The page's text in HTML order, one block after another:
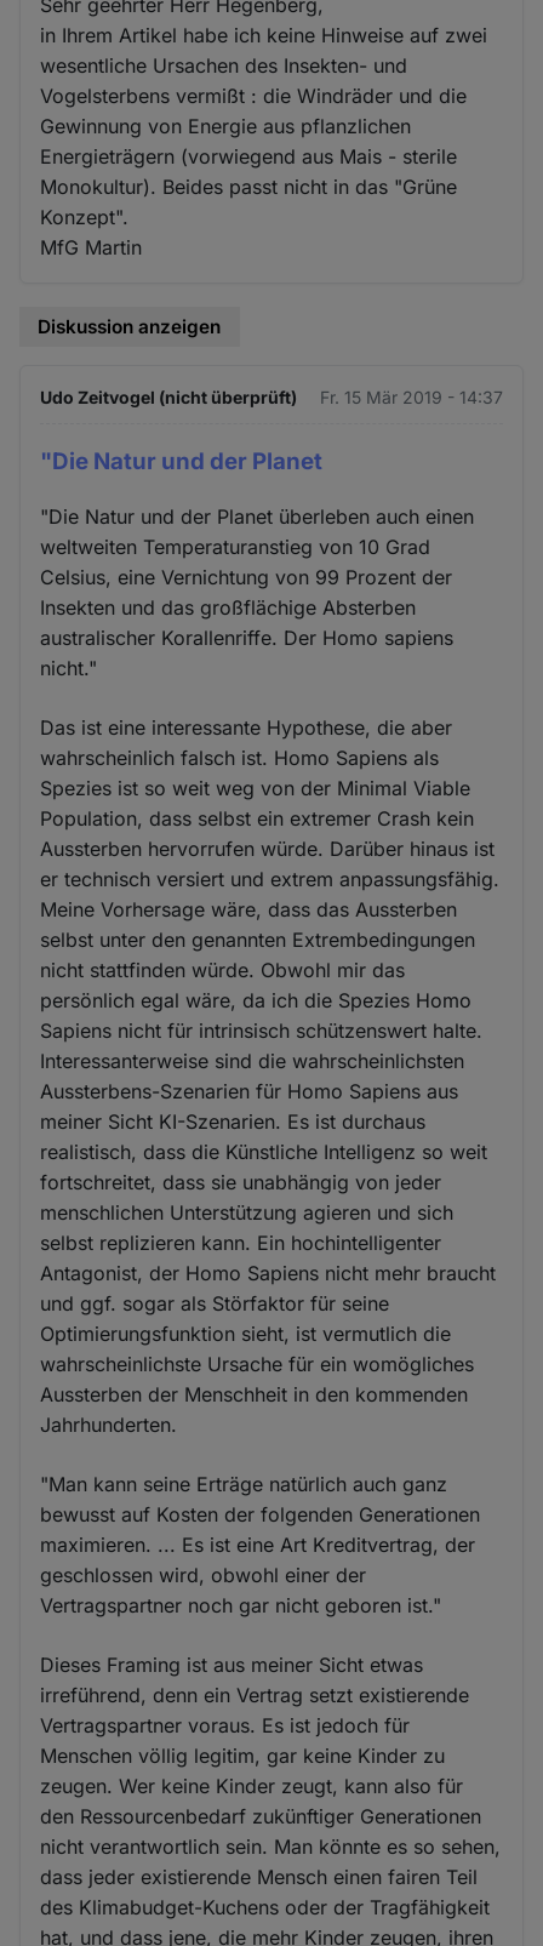
in Ihrem Artikel habe ich keine Hinweise auf zwei
wesentliche Ursachen des Insekten- und
Vogelsterbens vermißt : die Windräder und die
Gewinnung von Energie aus pflanzlichen
Energieträgern (vorwiegend aus Mais - sterile
Monokultur). Beides passt nicht in das "Grüne
Konzept".
MfG Martin
Diskussion anzeigen
Udo Zeitvogel (nicht überprüft) Fr. 15 Mär 2019 - 14:37
"Die Natur und der Planet
"Die Natur und der Planet überleben auch einen
weltweiten Temperaturanstieg von 10 Grad
Celsius, eine Vernichtung von 99 Prozent der
Insekten und das großflächige Absterben
australischer Korallenriffe. Der Homo sapiens
nicht."
Das ist eine interessante Hypothese, die aber
wahrscheinlich falsch ist. Homo Sapiens als
Spezies ist so weit weg von der Minimal Viable
Population, dass selbst ein extremer Crash kein
Aussterben hervorrufen würde. Darüber hinaus ist
er technisch versiert und extrem anpassungsfähig.
Meine Vorhersage wäre, dass das Aussterben
selbst unter den genannten Extrembedingungen
nicht stattfinden würde. Obwohl mir das
persönlich egal wäre, da ich die Spezies Homo
Sapiens nicht für intrinsisch schützenswert halte.
Interessanterweise sind die wahrscheinlichsten
Aussterbens-Szenarien für Homo Sapiens aus
meiner Sicht KI-Szenarien. Es ist durchaus
realistisch, dass die Künstliche Intelligenz so weit
fortschreitet, dass sie unabhängig von jeder
menschlichen Unterstützung agieren und sich
selbst replizieren kann. Ein hochintelligenter
Antagonist, der Homo Sapiens nicht mehr braucht
und ggf. sogar als Störfaktor für seine
Optimierungsfunktion sieht, ist vermutlich die
wahrscheinlichste Ursache für ein womögliches
Aussterben der Menschheit in den kommenden
Jahrhunderten.
"Man kann seine Erträge natürlich auch ganz
bewusst auf Kosten der folgenden Generationen
maximieren. ... Es ist eine Art Kreditvertrag, der
geschlossen wird, obwohl einer der
Vertragspartner noch gar nicht geboren ist."
Dieses Framing ist aus meiner Sicht etwas
irreführend, denn ein Vertrag setzt existierende
Vertragspartner voraus. Es ist jedoch für
Menschen völlig legitim, gar keine Kinder zu
zeugen. Wer keine Kinder zeugt, kann also für
den Ressourcenbedarf zukünftiger Generationen
nicht verantwortlich sein. Man könnte es so sehen,
dass jeder existierende Mensch einen fairen Teil
des Klimabudget-Kuchens oder der Tragfähigkeit
hat, und dass jene, die mehr Kinder zeugen, ihren